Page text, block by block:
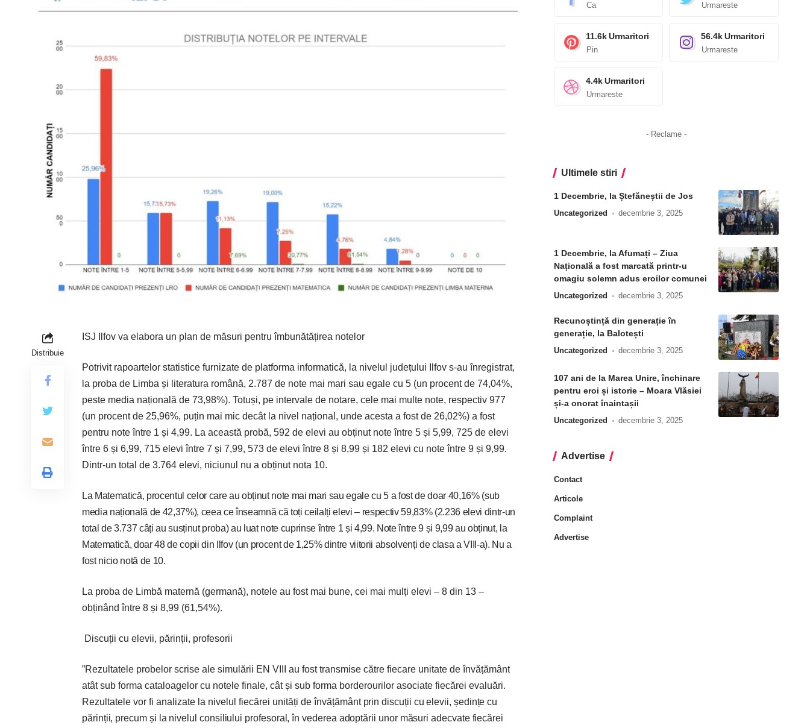
Distribuie
ISJ Ilfov va elabora un plan de măsuri pentru îmbunătățirea notelor
Potrivit rapoartelor statistice furnizate de platforma informatică, la ni­­velul județului Ilfov ­s-au înregistrat,
la proba de Limba și literatura română, 2.787 de note mai mari sau egale cu 5 (un procent de 74,04%,
peste media națională de 73,98%). Totuși, pe intervale de notare, cele mai multe note, respectiv 977
(un procent de 25,96%, puțin mai mic decât la nivel național, unde acesta a fost de 26,02%) a fost
pentru note între 1 și 4,99. La această probă, 592 de elevi au obținut note între 5 și 5,99, 725 de elevi
între 6 și 6,99, 715 elevi între 7 și 7,99, 573 de elevi între 8 și 8,99 și 182 elevi cu note între 9 și 9,99.
Dintr-un total de 3.764 elevi, niciunul nu a obținut nota 10.
La Matematică, procentul celor care au obținut note mai mari sau egale cu 5 a fost de doar 40,16% (sub
media națională de 42,37%), ceea ce înseamnă că toți ceilalți elevi – res­pectiv 59,83% (2.236 elevi dintr-un
total de 3.737 câți au susținut proba) au luat note cuprinse între 1 și 4,99. Note între 9 și 9,99 au obținut, la
Matematică, doar 48 de copii din Ilfov (un procent de 1,25% dintre viitorii absolvenți de clasa a VIII-a). Nu a
fost nicio notă de 10.
La proba de Limbă maternă (germană), notele au fost mai bune, cei mai mulți elevi – 8 din 13 –
obținând între 8 și 8,99 (61,54%).
Discuții cu elevii, părinții, profesorii
”Rezultatele probelor scrise ale simulării EN VIII au fost transmise către fiecare unitate de învățământ
atât sub forma cataloagelor cu notele finale, cât și sub forma borderourilor asociate fiecărei evaluări.
Rezultatele vor fi analizate la nivelul fiecărei unități de învățământ prin discuții cu elevii, ședințe cu
părinții, precum și la nivelul consiliului profesoral, în vederea adoptării unor măsuri adecvate fiecărei
Ca Urmareste
11.6k Urmaritori
Pin
56.4k Urmaritori
Urmareste
4.4k Urmaritori
Urmareste
- Reclame -
Ultimele stiri
1 Decembrie, la Ștefăneștii de Jos
Uncategorized decembrie 3, 2025
1 Decembrie, la Afumați – Ziua
Națională a fost marcată printr-u
omagiu solemn adus eroilor comunei
Uncategorized decembrie 3, 2025
Recunoștință din generație în
generație, la Balotești
Uncategorized decembrie 3, 2025
107 ani de la Marea Unire, închinare
pentru eroi și istorie – Moara Vlăsiei
și-a onorat înaintașii
Uncategorized decembrie 3, 2025
Advertise
Contact
Articole
Complaint
Advertise